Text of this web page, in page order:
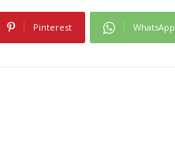
Pinterest WhatsApp